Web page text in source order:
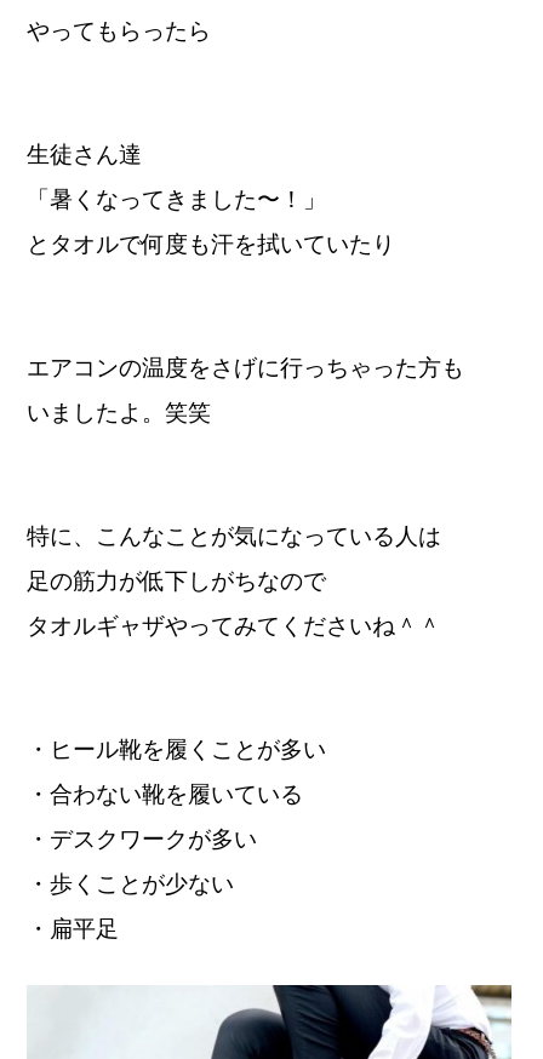
やってもらったら
生徒さん達
「暑くなってきました〜！」
とタオルで何度も汗を拭いていたり
エアコンの温度をさげに行っちゃった方も
いましたよ。笑笑
特に、こんなことが気になっている人は
足の筋力が低下しがちなので
タオルギャザやってみてくださいね＾＾
・ヒール靴を履くことが多い
・合わない靴を履いている
・デスクワークが多い
・歩くことが少ない
・扁平足